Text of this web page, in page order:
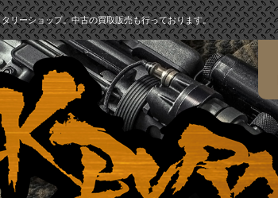
リーショップ。中古の買取販売も行っております。